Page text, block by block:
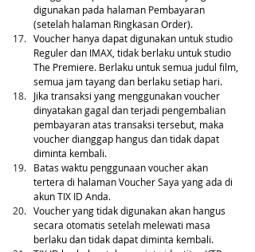
digunakan pada halaman Pembayaran
(setelah halaman Ringkasan Order).
Voucher hanya dapat digunakan untuk studio
Reguler dan IMAX, tidak berlaku untuk studio
The Premiere. Berlaku untuk semua judul film,
semua jam tayang dan berlaku setiap hari.
Jika transaksi yang menggunakan voucher
dinyatakan gagal dan terjadi pengembalian
pembayaran atas transaksi tersebut, maka
voucher dianggap hangus dan tidak dapat
diminta kembali.
Batas waktu penggunaan voucher akan
tertera di halaman Voucher Saya yang ada di
akun TIX ID Anda.
Voucher yang tidak digunakan akan hangus
secara otomatis setelah melewati masa
berlaku dan tidak dapat diminta kembali.